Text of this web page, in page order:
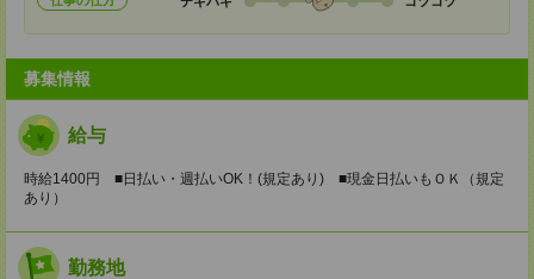
募集情報
給与
時給1400円 ■日払い・週払いOK！(規定あり) ■現金日払いもＯＫ（規定
あり）
勤務地